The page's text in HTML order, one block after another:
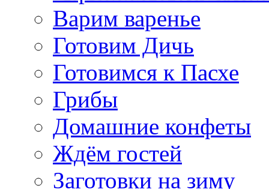
Варим варенье
Готовим Дичь
Готовимся к Пасхе
Грибы
Домашние конфеты
Ждём гостей
Заготовки на зиму